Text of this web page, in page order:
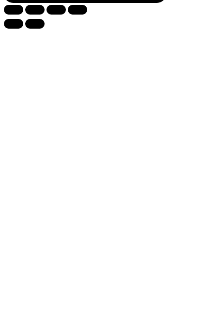
HOMBRE
N°5-